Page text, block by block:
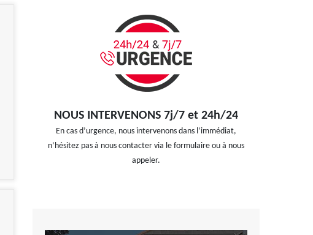
NOUS INTERVENONS 7j/7 et 24h/24
En cas d’urgence, nous intervenons dans l’immédiat,
n’hésitez pas à nous contacter via le formulaire ou à nous
appeler.